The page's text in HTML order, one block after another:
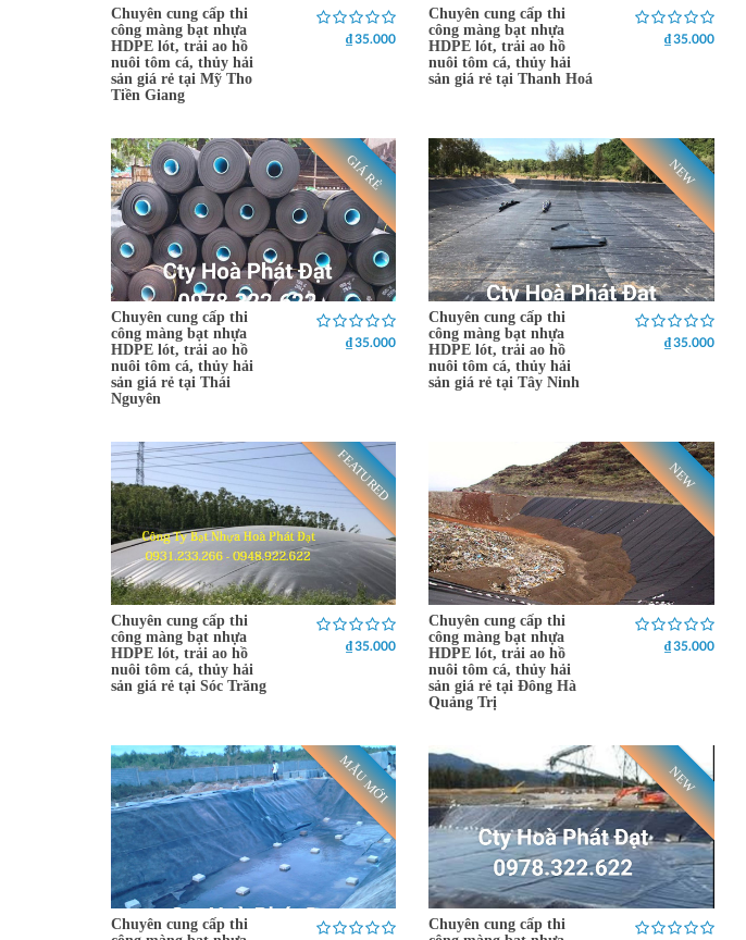
Chuyên cung cấp thi
công màng bạt nhựa
HDPE lót, trải ao hồ
nuôi tôm cá, thủy hải
sản giá rẻ tại Mỹ Tho
Tiền Giang
₫ 35.000
Chuyên cung cấp thi
công màng bạt nhựa
HDPE lót, trải ao hồ
nuôi tôm cá, thủy hải
sản giá rẻ tại Thanh Hoá
₫ 35.000
GIÁ RẺ
Chuyên cung cấp thi
công màng bạt nhựa
HDPE lót, trải ao hồ
nuôi tôm cá, thủy hải
sản giá rẻ tại Thái
Nguyên
₫ 35.000
NEW
Chuyên cung cấp thi
công màng bạt nhựa
HDPE lót, trải ao hồ
nuôi tôm cá, thủy hải
sản giá rẻ tại Tây Ninh
₫ 35.000
FEATURED
Chuyên cung cấp thi
công màng bạt nhựa
HDPE lót, trải ao hồ
nuôi tôm cá, thủy hải
sản giá rẻ tại Sóc Trăng
₫ 35.000
NEW
Chuyên cung cấp thi
công màng bạt nhựa
HDPE lót, trải ao hồ
nuôi tôm cá, thủy hải
sản giá rẻ tại Đông Hà
Quảng Trị
₫ 35.000
MẪU MỚI
Chuyên cung cấp thi
NEW
Chuyên cung cấp thi